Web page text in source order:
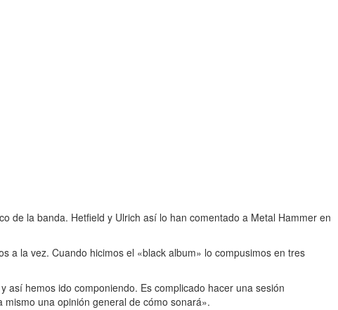
de la banda. Hetfield y Ulrich así lo han comentado a Metal Hammer en
a la vez. Cuando hicimos el «black album» lo compusimos en tres
así hemos ido componiendo. Es complicado hacer una sesión
una opinión general de cómo sonará».